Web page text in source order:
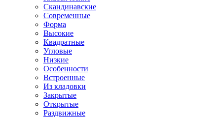
Скандинавские
Современные
Форма
Высокие
Квадратные
Угловые
Низкие
Особенности
Встроенные
Из кладовки
Закрытые
Открытые
Раздвижные